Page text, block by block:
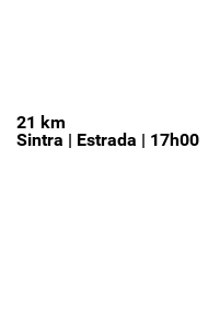
21 km
Sintra | Estrada | 17h00